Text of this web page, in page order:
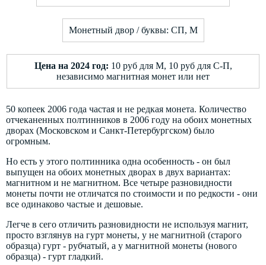
Монетный двор / буквы: СП, М
Цена на 2024 год: 10 руб для М, 10 руб для С-П,
независимо магнитная монет или нет
50 копеек 2006 года частая и не редкая монета. Количество
отчеканенных полтинников в 2006 году на обоих монетных
дворах (Московском и Санкт-Петербургском) было
огромным.
Но есть у этого полтинника одна особенность - он был
выпущен на обоих монетных дворах в двух вариантах:
магнитном и не магнитном. Все четыре разновидности
монеты почти не отличатся по стоимости и по редкости - они
все одинаково частые и дешовые.
Легче в сего отличить разновидности не используя магнит,
просто взглянув на гурт монеты, у не магнитной (старого
образца) гурт - рубчатый, а у магнитной монеты (нового
образца) - гурт гладкий.